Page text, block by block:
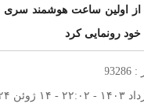
های جدید همکاری‌های تجاری ایران
خصوصی فعال می‌شود
دل‌ها به کربلا رسیده است
پیگیری کانتینرهای ایرانی